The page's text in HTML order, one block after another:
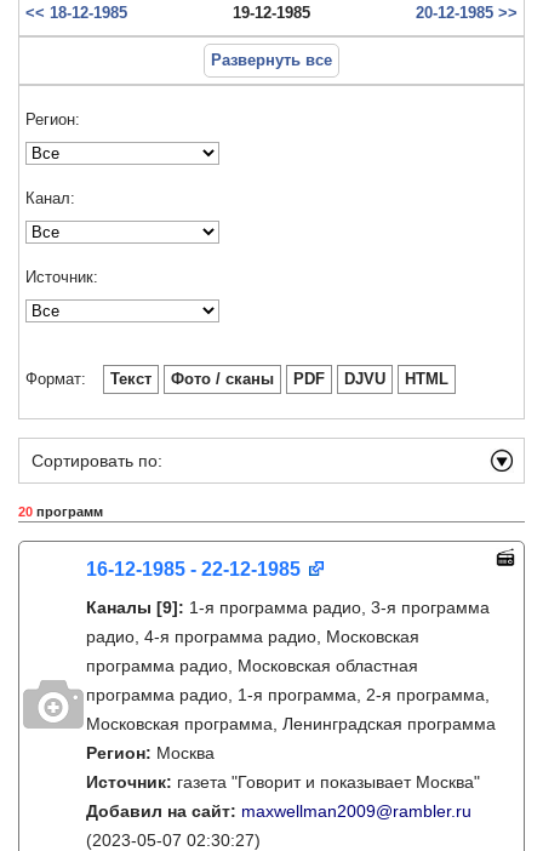
<< 18-12-1985 19-12-1985 20-12-1985 >>
Развернуть все
Регион:
Канал:
Источник:
Формат: Текст Фото / сканы PDF DJVU HTML
Сортировать по:
20 программ
16-12-1985 - 22-12-1985
Каналы [9]: 1-я программа радио, 3-я программа
радио, 4-я программа радио, Московская
программа радио, Московская областная
программа радио, 1-я программа, 2-я программа,
Московская программа, Ленинградская программа
Регион: Москва
Источник: газета "Говорит и показывает Москва"
Добавил на сайт: maxwellman2009@rambler.ru
(2023-05-07 02:30:27)